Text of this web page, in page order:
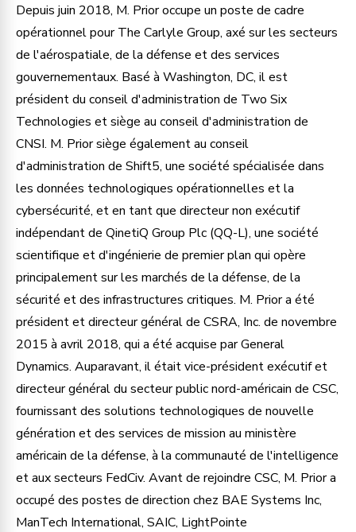
Depuis juin 2018, M. Prior occupe un poste de cadre
opérationnel pour The Carlyle Group, axé sur les secteurs
de l'aérospatiale, de la défense et des services
gouvernementaux. Basé à Washington, DC, il est
président du conseil d'administration de Two Six
Technologies et siège au conseil d'administration de
CNSI. M. Prior siège également au conseil
d'administration de Shift5, une société spécialisée dans
les données technologiques opérationnelles et la
cybersécurité, et en tant que directeur non exécutif
indépendant de QinetiQ Group Plc (QQ-L), une société
scientifique et d'ingénierie de premier plan qui opère
principalement sur les marchés de la défense, de la
sécurité et des infrastructures critiques. M. Prior a été
président et directeur général de CSRA, Inc. de novembre
2015 à avril 2018, qui a été acquise par General
Dynamics. Auparavant, il était vice-président exécutif et
directeur général du secteur public nord-américain de CSC,
fournissant des solutions technologiques de nouvelle
génération et des services de mission au ministère
américain de la défense, à la communauté de l'intelligence
et aux secteurs FedCiv. Avant de rejoindre CSC, M. Prior a
occupé des postes de direction chez BAE Systems Inc,
ManTech International, SAIC, LightPointe